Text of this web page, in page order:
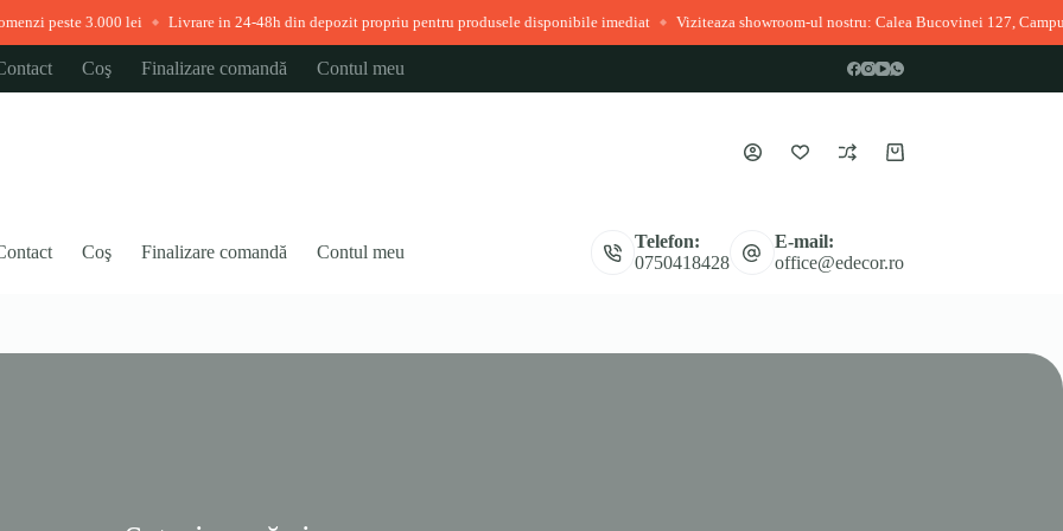
3.000 lei ◆ Livrare in 24-48h din depozit propriu pentru produsele disponibile imediat ◆ Viziteaza showroom-ul nostru: Calea Bucovinei 127, Campulung
Coş Finalizare comandă Contul meu
Coș
Coş Finalizare comandă Contul meu
Telefon:
0750418428
E-mail:
office@edecor.ro